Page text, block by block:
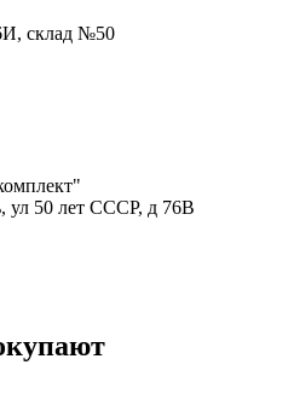
склад №50
ул 50 лет СССР, д 76В